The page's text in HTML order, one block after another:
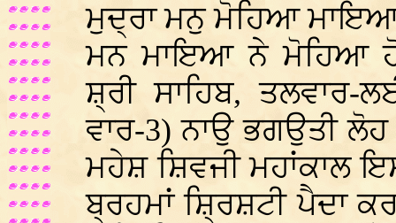
ਮੁਦ੍ਰਾ ਮਨੁ ਮੋਹਿਆ
ਮਨ ਮਾਇਆ ਨੇ ਮੋਹਿਆ
ਸ਼੍ਰੀ ਸਾਹਿਬ, ਤਲਵਾਰ-
ਵਾਰ-3) ਨਾਉ ਭਗਉਤੀ
ਮਹੇਸ਼ ਸ਼ਿਵਜੀ ਮਹਾਂਕਾਲ
ਬ੍ਰਹਮਾਂ ਸ਼੍ਰਿਸ਼ਟੀ ਪੈਦਾ